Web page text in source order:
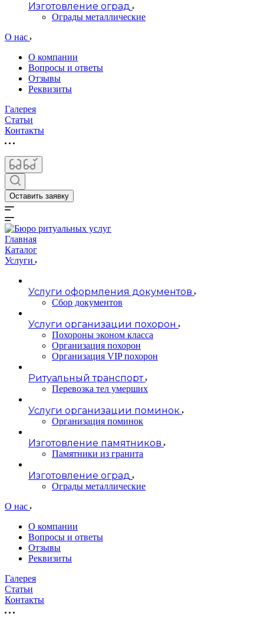
Изготовление оград
Ограды металлические
О нас
О компании
Вопросы и ответы
Отзывы
Реквизиты
Галерея
Статьи
Контакты
Оставить заявку
Главная
Каталог
Услуги
Услуги оформления документов
Сбор документов
Услуги организации похорон
Похороны эконом класса
Организация похорон
Организация VIP похорон
Ритуальный транспорт
Перевозка тел умерших
Услуги организации поминок
Организация поминок
Изготовление памятников
Памятники из гранита
Изготовление оград
Ограды металлические
О нас
О компании
Вопросы и ответы
Отзывы
Реквизиты
Галерея
Статьи
Контакты